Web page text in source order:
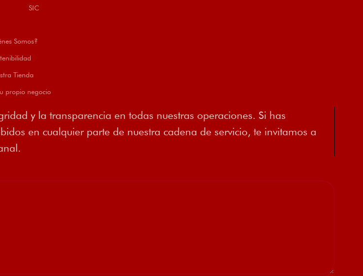
SIC
Somos?
Tienda
propio negocio
y la transparencia en todas nuestras operaciones. Si has
en cualquier parte de nuestra cadena de servicio, te invitamos a